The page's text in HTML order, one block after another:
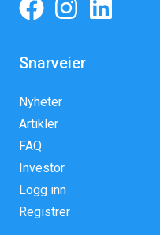
Snarveier
Nyheter
Artikler
FAQ
Investor
Logg inn
Registrer